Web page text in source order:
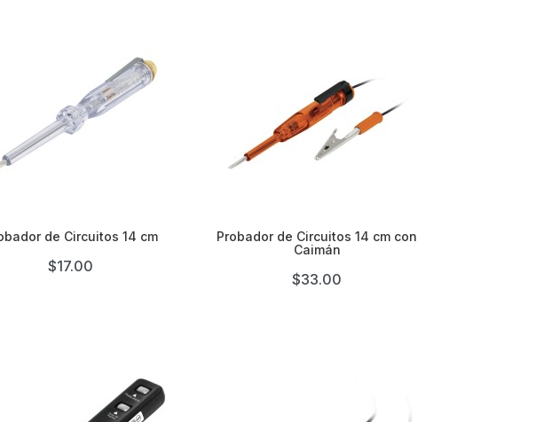

de Circuitos 14 cm
$17.00

Probador de Circuitos 14 cm con
Caimán
$33.00